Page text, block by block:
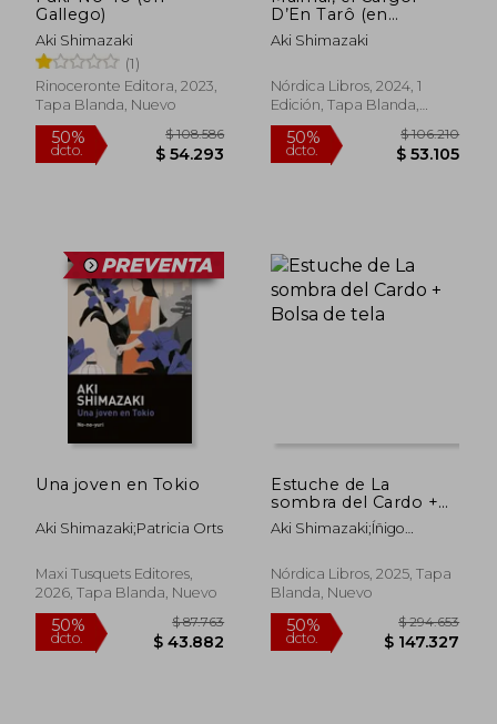
50%
dcto.
$ 79.382
$ 39.691
50%
dcto.
40%
dcto.
$ 74.932
$ 44.959
50%
dcto.
$
$
Gallego)
Aki Shimazaki
(1)
Rinoceronte Editora, 2023,
Tapa Blanda, Nuevo
D’En Tarô (en
Catalán)
Aki Shimazaki
Nórdica Libros, 2024, 1
Edición, Tapa Blanda,
Nuevo
Una joven en Tokio
Aki Shimazaki;Patricia Orts
Maxi Tusquets Editores,
2026, Tapa Blanda, Nuevo
Estuche de La
sombra del Cardo +
Bolsa de tela
Aki Shimazaki;Íñigo
Nórdica Libros, 2025, Tapa
Blanda, Nuevo